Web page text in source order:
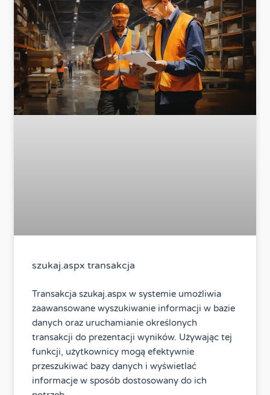
szukaj.aspx transakcja
Transakcja szukaj.aspx w systemie umożliwia
zaawansowane wyszukiwanie informacji w bazie
danych oraz uruchamianie określonych
transakcji do prezentacji wyników. Używając tej
funkcji, użytkownicy mogą efektywnie
przeszukiwać bazy danych i wyświetlać
informacje w sposób dostosowany do ich